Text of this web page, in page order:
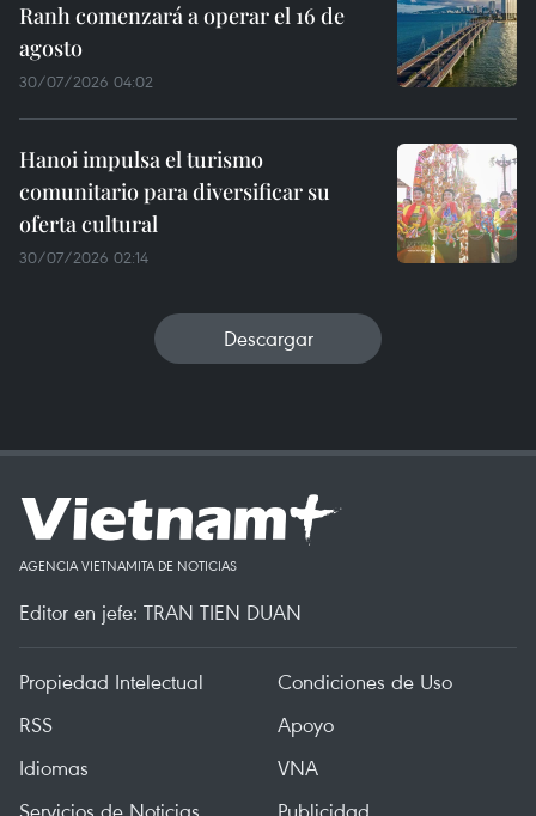
Ranh comenzará a operar el 16 de
agosto
30/07/2026 04:02
Hanoi impulsa el turismo
comunitario para diversificar su
oferta cultural
30/07/2026 02:14
Descargar
AGENCIA VIETNAMITA DE NOTICIAS
Editor en jefe: TRAN TIEN DUAN
Propiedad Intelectual
Condiciones de Uso
RSS
Apoyo
Idiomas
VNA